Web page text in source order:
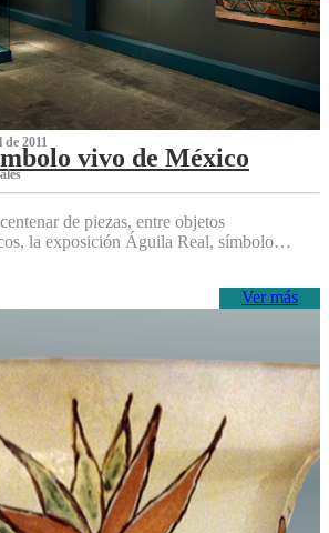
2011
vivo de México
de piezas, entre objetos
la exposición Águila Real, símbolo…
Ver más